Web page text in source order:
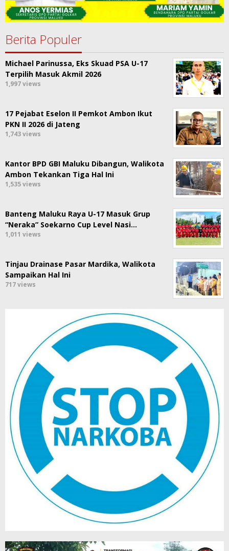
Berita Populer
Michael Parinussa, Eks Skuad PSA U-17
Terpilih Masuk Akmil 2026
1,997 views
17 Pejabat Eselon II Pemkot Ambon Ikut
PKN II 2026 di Jateng
1,743 views
Kantor BPD GBI Maluku Dibangun, Walikota
Ambon Tekankan Tiga Hal Ini
1,535 views
Banteng Maluku Raya U-17 Masuk Grup
“Neraka” Soekarno Cup Level Nasi…
1,011 views
Tinjau Drainase Pasar Mardika, Walikota
Sampaikan Hal Ini
717 views